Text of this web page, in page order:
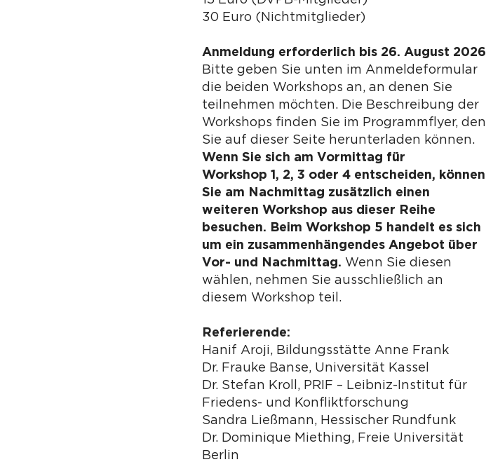
30 Euro (Nichtmitglieder)
Anmeldung erforderlich bis 26. August 2026
Bitte geben Sie unten im Anmeldeformular
die beiden Workshops an, an denen Sie
teilnehmen möchten. Die Beschreibung der
Workshops finden Sie im Programmflyer, den
Sie auf dieser Seite herunterladen können.
Wenn Sie sich am Vormittag für
Workshop 1, 2, 3 oder 4 entscheiden, können
Sie am Nachmittag zusätzlich einen
weiteren Workshop aus dieser Reihe
besuchen. Beim Workshop 5 handelt es sich
um ein zusammenhängendes Angebot über
Vor- und Nachmittag. Wenn Sie diesen
wählen, nehmen Sie ausschließlich an
diesem Workshop teil.
Referierende:
Hanif Aroji, Bildungsstätte Anne Frank
Dr. Frauke Banse, Universität Kassel
Dr. Stefan Kroll, PRIF – Leibniz-Institut für
Friedens- und Konfliktforschung
Sandra Ließmann, Hessischer Rundfunk
Dr. Dominique Miething, Freie Universität
Berlin